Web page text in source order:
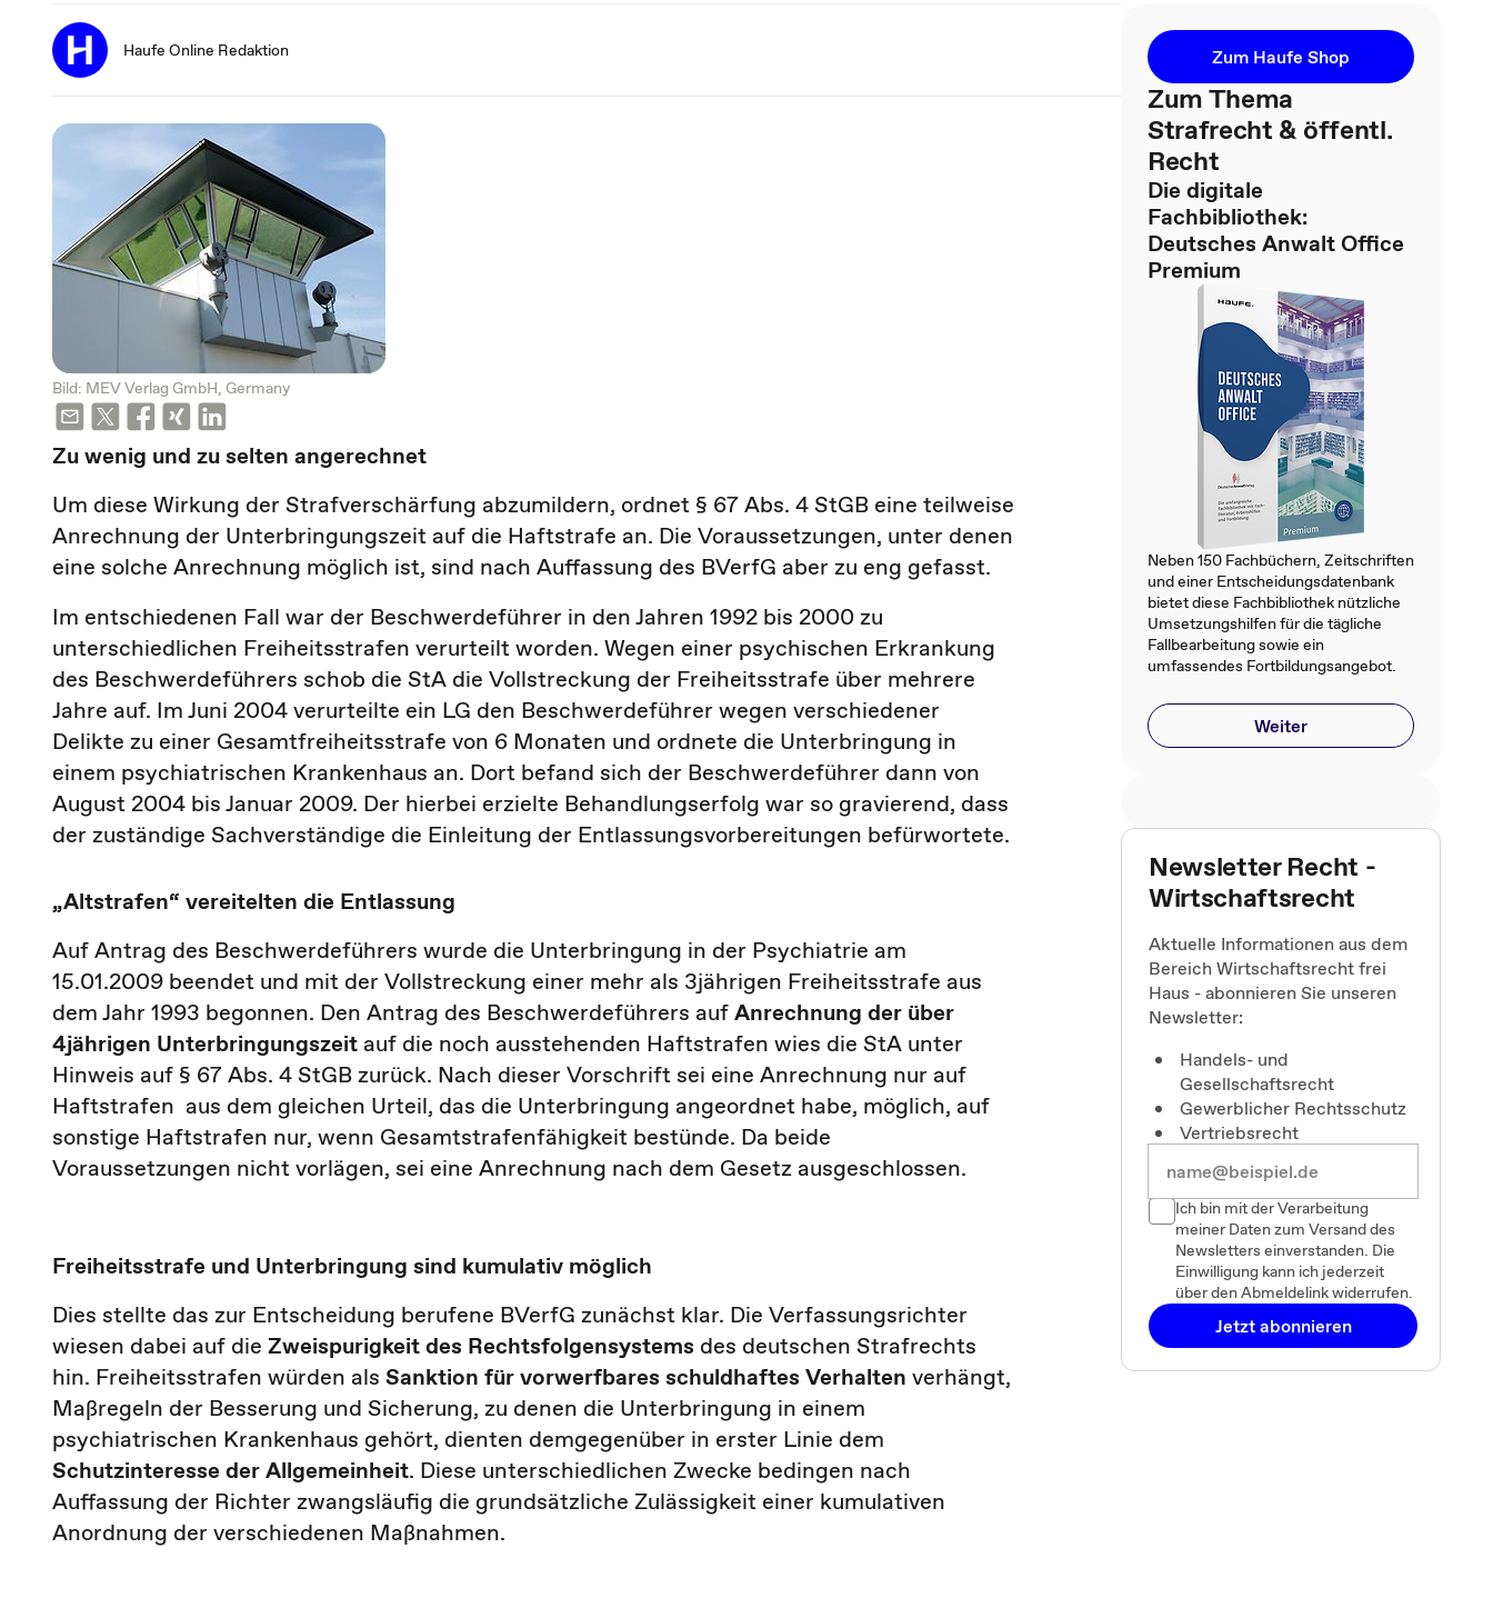
Haufe Online Redaktion
Bild: MEV Verlag GmbH, Germany
Zu wenig und zu selten angerechnet
Um diese Wirkung der Strafverschärfung abzumildern, ordnet § 67 Abs. 4 StGB eine teilweise
Anrechnung der Unterbringungszeit auf die Haftstrafe an. Die Voraussetzungen, unter denen
eine solche Anrechnung möglich ist, sind nach Auffassung des BVerfG aber zu eng gefasst.
Im entschiedenen Fall war der Beschwerdeführer in den Jahren 1992 bis 2000 zu
unterschiedlichen Freiheitsstrafen verurteilt worden. Wegen einer psychischen Erkrankung
des Beschwerdeführers schob die StA die Vollstreckung der Freiheitsstrafe über mehrere
Jahre auf. Im Juni 2004 verurteilte ein LG den Beschwerdeführer wegen verschiedener
Delikte zu einer Gesamtfreiheitsstrafe von 6 Monaten und ordnete die Unterbringung in
einem psychiatrischen Krankenhaus an. Dort befand sich der Beschwerdeführer dann von
August 2004 bis Januar 2009. Der hierbei erzielte Behandlungserfolg war so gravierend, dass
der zuständige Sachverständige die Einleitung der Entlassungsvorbereitungen befürwortete.
„Altstrafen“ vereitelten die Entlassung
Auf Antrag des Beschwerdeführers wurde die Unterbringung in der Psychiatrie am
15.01.2009 beendet und mit der Vollstreckung einer mehr als 3jährigen Freiheitsstrafe aus
dem Jahr 1993 begonnen. Den Antrag des Beschwerdeführers aufAnrechnung der über
4jährigen Unterbringungszeit auf die noch ausstehenden Haftstrafen wies die StA unter
Hinweis auf § 67 Abs. 4 StGB zurück. Nach dieser Vorschrift sei eine Anrechnung nur auf
Haftstrafen aus dem gleichen Urteil, das die Unterbringung angeordnet habe, möglich, auf
sonstige Haftstrafen nur, wenn Gesamtstrafenfähigkeit bestünde. Da beide
Voraussetzungen nicht vorlägen, sei eine Anrechnung nach dem Gesetz ausgeschlossen.
Freiheitsstrafe und Unterbringung sind kumulativ möglich
Dies stellte das zur Entscheidung berufene BVerfG zunächst klar. Die Verfassungsrichter
wiesen dabei auf die Zweispurigkeit des Rechtsfolgensystems des deutschen Strafrechts
hin. Freiheitsstrafen würden als Sanktion für vorwerfbares schuldhaftes Verhalten verhängt,
Maßregeln der Besserung und Sicherung, zu denen die Unterbringung in einem
psychiatrischen Krankenhaus gehört, dienten demgegenüber in erster Linie dem
Schutzinteresse derAllgemeinheit. Diese unterschiedlichen Zwecke bedingen nach
Auffassung der Richter zwangsläufig die grundsätzliche Zulässigkeit einer kumulativen
Anordnung der verschiedenen Maßnahmen.
Zum Haufe Shop
Zum Thema
Strafrecht & öffentl.
Recht
Die digitale
Fachbibliothek:
Deutsches Anwalt Office
Premium
Neben 150 Fachbüchern, Zeitschriften
und einer Entscheidungsdatenbank
bietet diese Fachbibliothek nützliche
Umsetzungshilfen für die tägliche
Fallbearbeitung sowie ein
umfassendes Fortbildungsangebot.
Weiter
Newsletter Recht -
Wirtschaftsrecht
Aktuelle Informationen aus dem
Bereich Wirtschaftsrecht frei
Haus - abonnieren Sie unseren
Newsletter:
Handels- und
Gesellschaftsrecht
Gewerblicher Rechtsschutz
Vertriebsrecht
Ich bin mit der Verarbeitung
meiner Daten zum Versand des
Newsletters einverstanden. Die
Einwilligung kann ich jederzeit
über den Abmeldelink widerrufen.
Jetzt abonnieren